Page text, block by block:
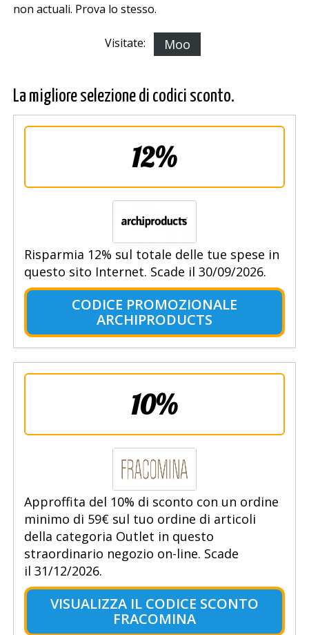
non actuali. Prova lo stesso.
Visitate: Moo
La migliore selezione di codici sconto.
12%
Risparmia 12% sul totale delle tue spese in
questo sito Internet. Scade il 30/09/2026.
CODICE PROMOZIONALE
ARCHIPRODUCTS
10%
Approffita del 10% di sconto con un ordine
minimo di 59€ sul tuo ordine di articoli
della categoria Outlet in questo
straordinario negozio on-line. Scade
il 31/12/2026.
VISUALIZZA IL CODICE SCONTO
FRACOMINA